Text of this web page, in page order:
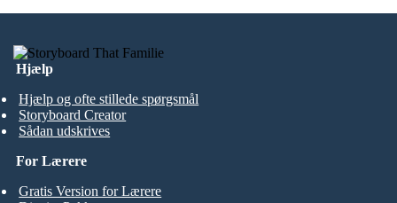
Hjælp
Hjælp og ofte stillede spørgsmål
Storyboard Creator
Sådan udskrives
For Lærere
Gratis Version for Lærere